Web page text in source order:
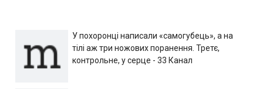
У похоронці написали «самогубець», а на
тілі аж три ножових поранення. Третє,
контрольне, у серце - 33 Канал